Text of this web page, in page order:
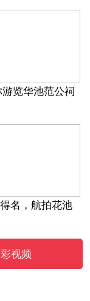
览华池范公祠
名，航拍花池
视频